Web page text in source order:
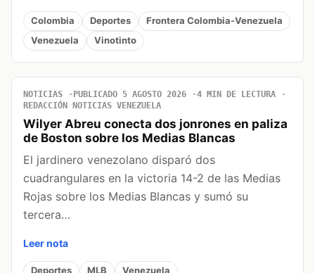
Colombia Deportes
Frontera Colombia-Venezuela
Venezuela
Vinotinto
NOTICIAS PUBLICADO 5 AGOSTO 2026
4 MIN DE LECTURA
REDACCIÓN NOTICIAS VENEZUELA
Wilyer Abreu conecta dos jonrones en paliza
de Boston sobre los Medias Blancas
El jardinero venezolano disparó dos
cuadrangulares en la victoria 14-2 de las Medias
Rojas sobre los Medias Blancas y sumó su
tercera…
Leer nota
Deportes MLB Venezuela